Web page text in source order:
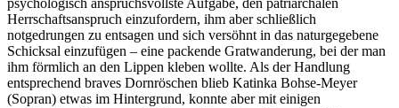
Herrschaftsanspruch einzufordern, ihm aber schließlich
notgedrungen zu entsagen und sich versöhnt in das naturgegebene
Schicksal einzufügen – eine packende Gratwanderung, bei der man
ihm förmlich an den Lippen kleben wollte. Als der Handlung
entsprechend braves Dornröschen blieb Katinka Bohse-Meyer
(Sopran) etwas im Hintergrund, konnte aber mit einigen